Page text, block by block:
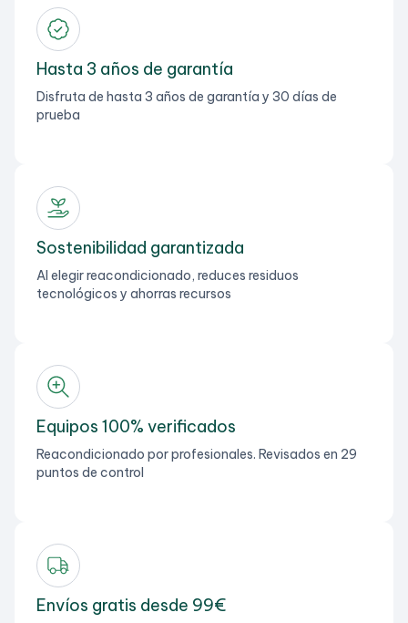
Hasta 3 años de garantía
Disfruta de hasta 3 años de garantía y 30 días de
prueba
Sostenibilidad garantizada
Al elegir reacondicionado, reduces residuos
tecnológicos y ahorras recursos
Equipos 100% verificados
Reacondicionado por profesionales. Revisados en 29
puntos de control
Envíos gratis desde 99€